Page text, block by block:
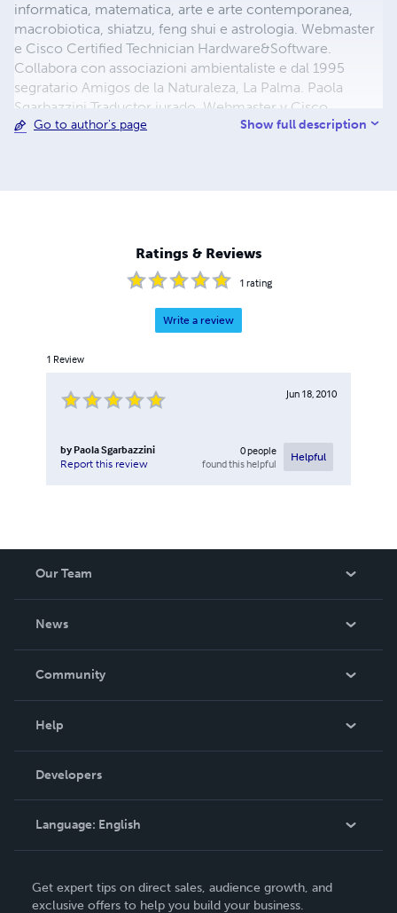
informatica, matematica, arte e arte contemporanea,
macrobiotica, shiatzu, feng shui e astrologia. Webmaster
e Cisco Certified Technician Hardware&Software.
Collabora con associazioni ambientaliste e dal 1995
segratario Amigos de la Naturaleza, La Palma. Paola
Sgarbazzini Traductor jurado. Webmaster y Cisco
Certified Technician Hardware&Software. Desde 1995
Go to author's page Show full description
Ratings & Reviews
1 rating
Write a review
1 Review
Jun 18, 2010
by Paola Sgarbazzini
Report this review
0people
found this helpful
Helpful
Our Team
News
In The News
Community
Podcast
Help
Order Lookup
Knowledge Base
Contact Support
Developers
Language: English
Deutsch
Get expert tips on direct sales, audience growth, and
exclusive offers to help you build your business.